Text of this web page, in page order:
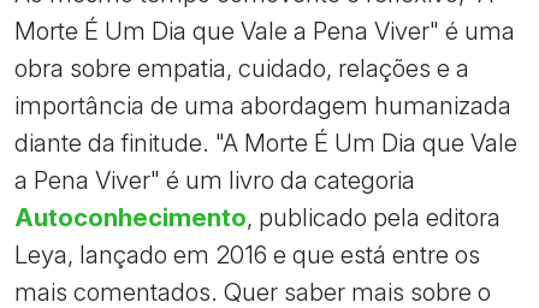
Morte É Um Dia que Vale a Pena Viver" é uma
obra sobre empatia, cuidado, relações e a
importância de uma abordagem humanizada
diante da finitude. "A Morte É Um Dia que Vale
a Pena Viver" é um livro da categoria
Autoconhecimento, publicado pela editora
Leya, lançado em 2016 e que está entre os
mais comentados. Quer saber mais sobre o